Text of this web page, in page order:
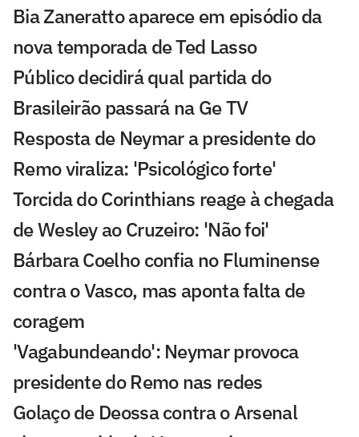
Bia Zaneratto aparece em episódio da
nova temporada de Ted Lasso
Público decidirá qual partida do
Brasileirão passará na Ge TV
Resposta de Neymar a presidente do
Remo viraliza: 'Psicológico forte'
Torcida do Corinthians reage à chegada
de Wesley ao Cruzeiro: 'Não foi'
Bárbara Coelho confia no Fluminense
contra o Vasco, mas aponta falta de
coragem
'Vagabundeando': Neymar provoca
presidente do Remo nas redes
Golaço de Deossa contra o Arsenal